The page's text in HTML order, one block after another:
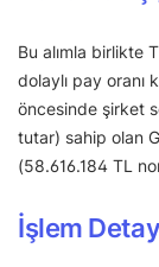
Bu alımla birlikte
dolaylı pay oranı
öncesinde şirket
tutar) sahip olan
(58.616.184 TL
İşlem